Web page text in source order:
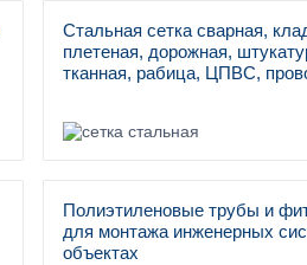
Стальная сетка сварная,
плетеная, дорожная,
тканная, рабица, ЦПВС,
Полиэтиленовые трубы и
для монтажа инженерных
объектах